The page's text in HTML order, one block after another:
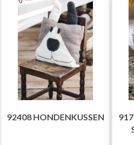
92408 HONDENKUSSEN